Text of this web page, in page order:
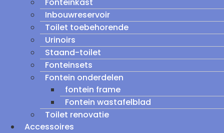
Inbouwreservoir
Toilet toebehorende
Urinoirs
Staand-toilet
Fonteinsets
Fontein onderdelen
fontein frame
Fontein wastafelblad
Toilet renovatie
Accessoires